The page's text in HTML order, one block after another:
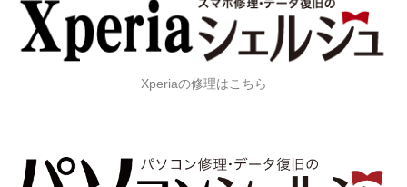
Xperiaの修理はこちら